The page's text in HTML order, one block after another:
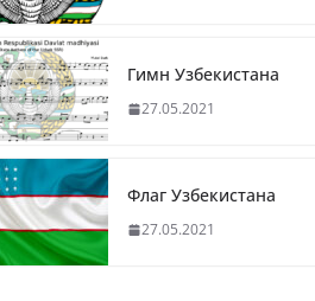
Гимн Узбекистана
27.05.2021
Флаг Узбекистана
27.05.2021